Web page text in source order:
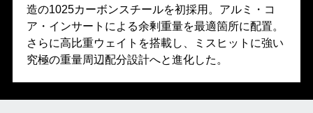
造の1025カーボンスチールを初採用。アルミ・コ
ア・インサートによる余剰重量を最適箇所に配置。
さらに高比重ウェイトを搭載し、ミスヒットに強い
究極の重量周辺配分設計へと進化した。